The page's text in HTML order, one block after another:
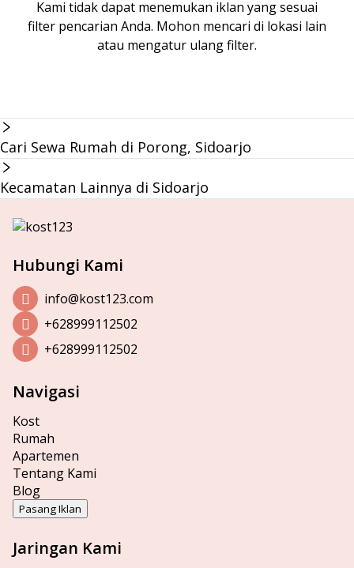
Kami tidak dapat menemukan iklan yang sesuai
filter pencarian Anda. Mohon mencari di lokasi lain
atau mengatur ulang filter.
Cari Sewa Rumah di Porong, Sidoarjo
Kecamatan Lainnya di Sidoarjo
Hubungi Kami
info@kost123.com
+628999112502
+628999112502
Navigasi
Kost
Rumah
Apartemen
Tentang Kami
Blog
Pasang Iklan
Jaringan Kami